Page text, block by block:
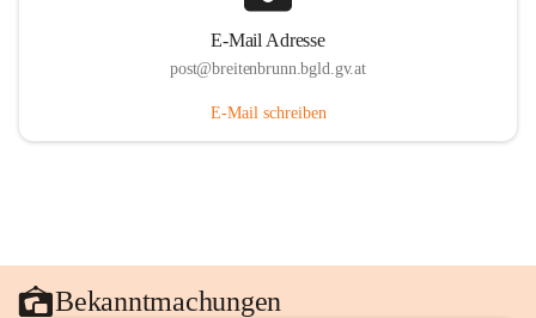
E-Mail Adresse
post@breitenbrunn.bgld.gv.at
E-Mail schreiben
Bekanntmachungen